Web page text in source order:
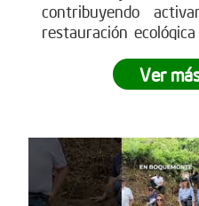
contribuyendo
restauración ecológica
ambiental real,
ecosistemas y
transformar el
empresa también
del cambio?
www.reddearboles.org
Ver